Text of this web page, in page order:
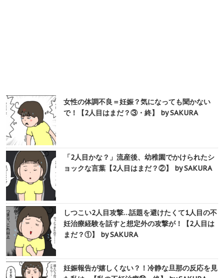
女性の体調不良＝妊娠？気になっても聞かない
で！【2人目はまだ？③・終】 by SAKURA
「2人目かな？」流産後、幼稚園でかけられたシ
ョックな言葉【2人目はまだ？②】 by SAKURA
しつこい2人目攻撃…話題を避けたくて1人目の不
妊治療経験を話すと想定外の攻撃が！【2人目は
まだ？①】 by SAKURA
妊娠報告が嬉しくない？！冷静な旦那の反応を見